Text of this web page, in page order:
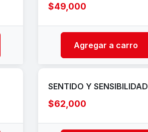
$49,000
Agregar a carro
SENTIDO Y SENSIBILIDAD
$62,000